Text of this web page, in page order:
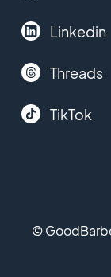
Linkedin
Threads
TikTok
©